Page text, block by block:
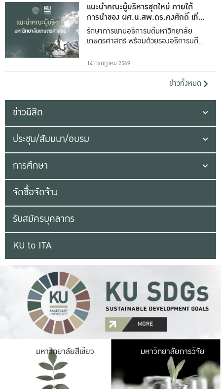
แนะนำคณะผู้บริหารชุดใหม่ ภายใต้
การนำของ ผศ.น.สพ.ดร.คงศักดิ์ เที่ยง
ธรรม
รักษาการแทนอธิการบดีมหาวิทยาลัย
เกษตรศาสตร์ พร้อมด้วยรองอธิการบดีทั้ง
14 กรกฎาคม 2569
ข่าวทั้งหมด
ข่าวนิสิต
ประชุม/สัมมนา/อบรม
การศึกษา
จัดซื้อจัดจ้าง
รับสมัครบุคลากร
KU to ITA
มหาวิทยาลัยสีเขียว มหาวิ
มีพื้นที่เขียวสดใส
เป็นป่าในเมือง เกษต
มหาวิทยาลัยการวิจัย